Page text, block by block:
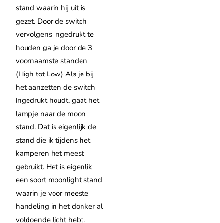
stand waarin hij uit is
gezet. Door de switch
vervolgens ingedrukt te
houden ga je door de 3
voornaamste standen
(High tot Low) Als je bij
het aanzetten de switch
ingedrukt houdt, gaat het
lampje naar de moon
stand. Dat is eigenlijk de
stand die ik tijdens het
kamperen het meest
gebruikt. Het is eigenlik
een soort moonlight stand
waarin je voor meeste
handeling in het donker al
voldoende licht hebt.